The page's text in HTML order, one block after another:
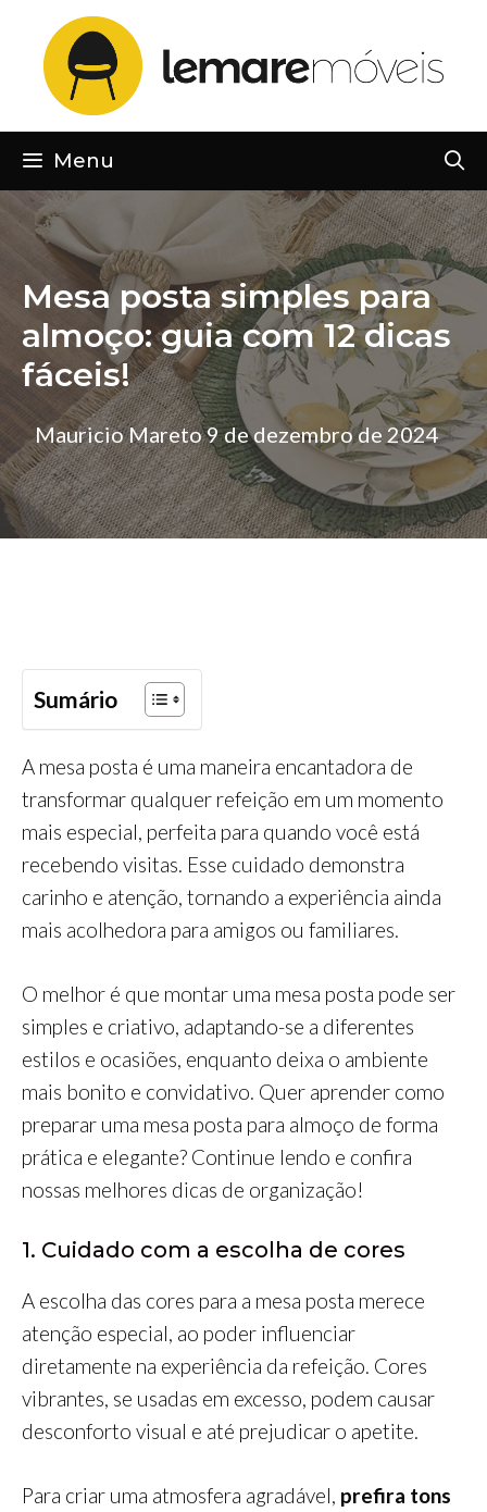
conteúdo
Menu
Mesa posta simples para
almoço: guia com 12 dicas
fáceis!
Mauricio Mareto9 de dezembro de 2024
Sumário
A mesa posta é uma maneira encantadora de
transformar qualquer refeição em um momento
mais especial, perfeita para quando você está
recebendo visitas. Esse cuidado demonstra
carinho e atenção, tornando a experiência ainda
mais acolhedora para amigos ou familiares.
O melhor é que montar uma mesa posta pode ser
simples e criativo, adaptando-se a diferentes
estilos e ocasiões, enquanto deixa o ambiente
mais bonito e convidativo. Quer aprender como
preparar uma mesa posta para almoço de forma
prática e elegante? Continue lendo e confira
nossas melhores dicas de organização!
1. Cuidado com a escolha de cores
A escolha das cores para a mesa posta merece
atenção especial, ao poder influenciar
diretamente na experiência da refeição. Cores
vibrantes, se usadas em excesso, podem causar
desconforto visual e até prejudicar o apetite.
Para criar uma atmosfera agradável, prefira tons